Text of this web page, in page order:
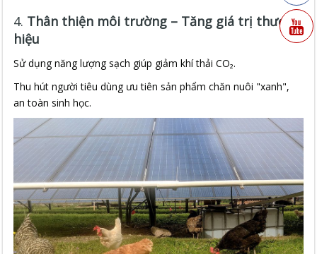
4. Thân thiện môi trường – Tăng giá trị thương
hiệu
Sử dụng năng lượng sạch giúp giảm khí thải CO₂.
Thu hút người tiêu dùng ưu tiên sản phẩm chăn nuôi "xanh",
an toàn sinh học.